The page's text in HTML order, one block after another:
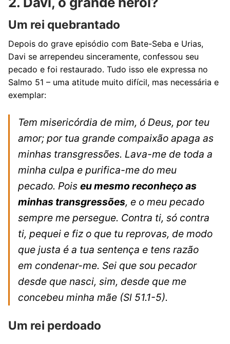
Um rei quebrantado
Depois do grave episódio com Bate-Seba e Urias,
Davi se arrependeu sinceramente, confessou seu
pecado e foi restaurado. Tudo isso ele expressa no
Salmo 51 – uma atitude muito difícil, mas necessária e
exemplar:
Tem misericórdia de mim, ó Deus, por teu
amor; por tua grande compaixão apaga as
minhas transgressões. Lava-me de toda a
minha culpa e purifica-me do meu
pecado. Pois eu mesmo reconheço as
minhas transgressões, e o meu pecado
sempre me persegue. Contra ti, só contra
ti, pequei e fiz o que tu reprovas, de modo
que justa é a tua sentença e tens razão
em condenar-me. Sei que sou pecador
desde que nasci, sim, desde que me
concebeu minha mãe (Sl 51.1-5).
Um rei perdoado